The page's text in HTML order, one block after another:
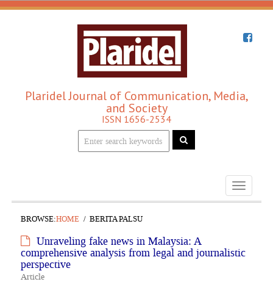
Plaridel Journal of Communication, Media,
and Society
ISSN 1656-2534
Toggle
BROWSE:HOME BERITA PALSU
Unraveling fake news in Malaysia: A
comprehensive analysis from legal and journalistic
perspective
Article